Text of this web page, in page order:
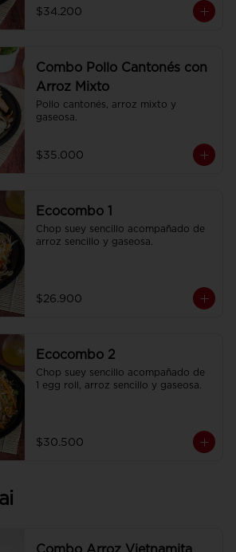
$34.200
Combo Pollo Cantonés con
Arroz Mixto
Pollo cantonés, arroz mixto y
gaseosa.
$35.000
Ecocombo 1
Chop suey sencillo acompañado de
arroz sencillo y gaseosa.
$26.900
Ecocombo 2
Chop suey sencillo acompañado de
1 egg roll, arroz sencillo y gaseosa.
$30.500